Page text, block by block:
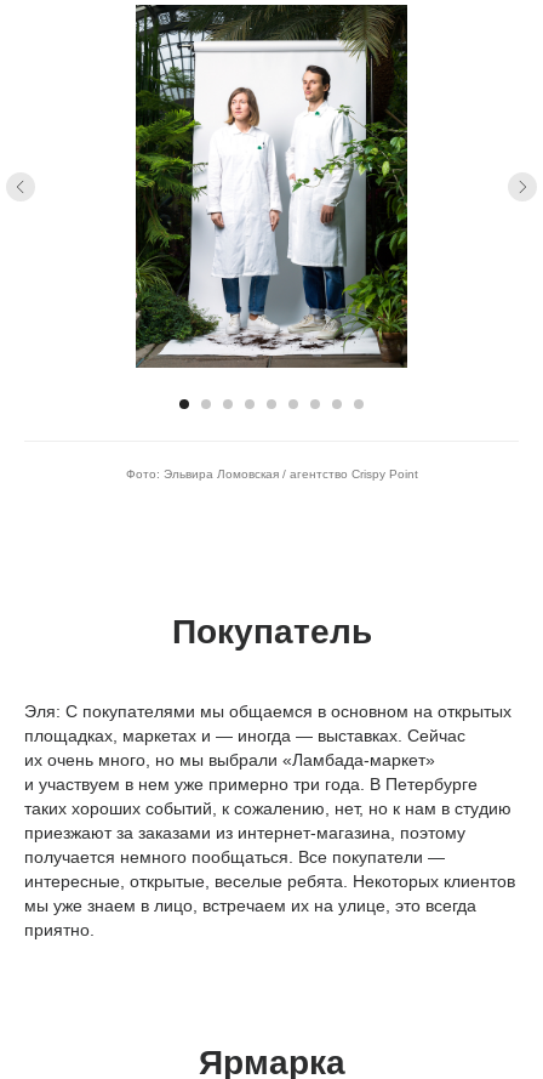
Фото: Эльвира Ломовская / агентство Crispy Point
Покупатель
Эля: С покупателями мы общаемся в основном на открытых
площадках, маркетах и — иногда — выставках. Сейчас
их очень много, но мы выбрали «Ламбада-маркет»
и участвуем в нем уже примерно три года. В Петербурге
таких хороших событий, к сожалению, нет, но к нам в студию
приезжают за заказами из интернет-магазина, поэтому
получается немного пообщаться. Все покупатели —
интересные, открытые, веселые ребята. Некоторых клиентов
мы уже знаем в лицо, встречаем их на улице, это всегда
приятно.
Ярмарка